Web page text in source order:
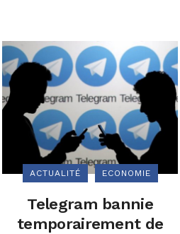
ACTUALITÉ ECONOMIE
Telegram bannie
temporairement de